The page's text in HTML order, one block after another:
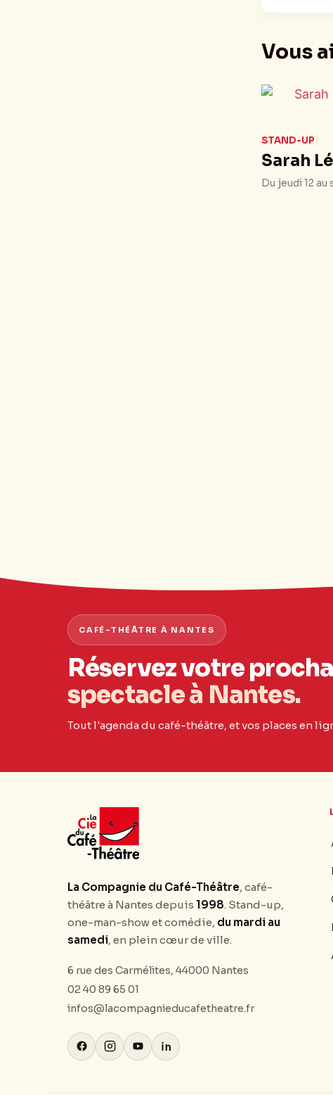
Vous
STAND-UP
Sarah
Du jeudi 12
CAFÉ-THÉÂTRE À NANTES
Réservez votre
spectacle à Nantes.
Tout l'agenda du café-théâtre, et vos places en
La Compagnie du Café-Théâtre, café-
théâtre à Nantes depuis 1998. Stand-up,
one-man-show et comédie, du mardi au
samedi, en plein cœur de ville.
6 rue des Carmélites, 44000 Nantes
02 40 89 65 01
infos@lacompagnieducafetheatre.fr